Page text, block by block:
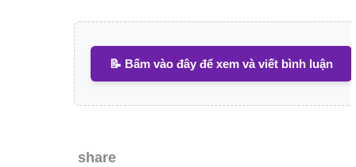
📝 Bấm vào đây để xem và viết bình luận
share